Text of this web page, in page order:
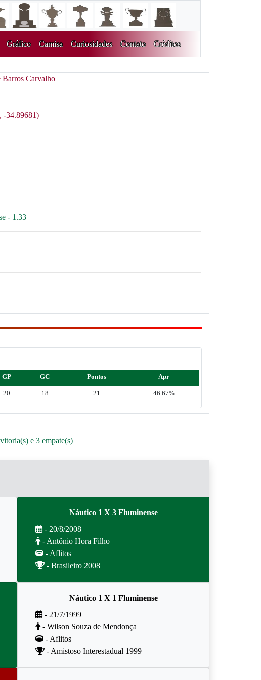
Gráfico Camisa Curiosidades Contato Créditos
Barros Carvalho
-34.89681)
- 1.33
GP GC Pontos Apr
20 18 21 46.67%
e 3 empate(s)
Náutico 1 X 3 Fluminense
- 20/8/2008
- Antônio Hora Filho
- Aflitos
- Brasileiro 2008
Náutico 1 X 1 Fluminense
- 21/7/1999
- Wilson Souza de Mendonça
- Aflitos
- Amistoso Interestadual 1999